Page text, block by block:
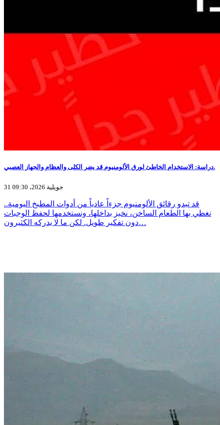
دراسة: الاستخدام الخاطئ لورق الألومنيوم قد يضر الكلى والعظام والجهاز العصبي.
31 جويلية 2026، 09:30
قد تبدو رقائق الألومنيوم جزءاً عادياً من أدوات المطبخ اليومية..
نغطي بها الطعام الساخن، نخبز بداخلها، ونستخدمها لحفظ الوجبات
دون تفكير طويل. لكن ما لا يدركه الكثيرون…